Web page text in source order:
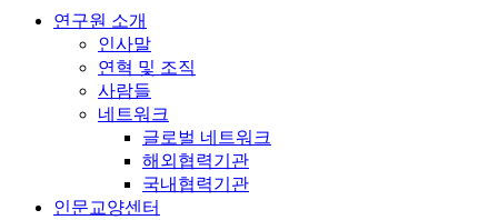
연구원 소개
인사말
연혁 및 조직
사람들
네트워크
글로벌 네트워크
해외협력기관
국내협력기관
인문교양센터